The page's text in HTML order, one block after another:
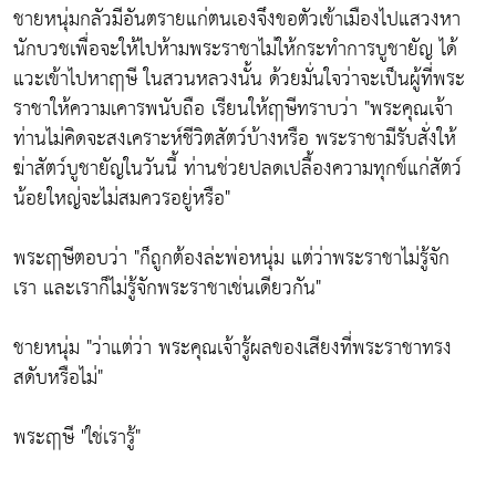
ชายหนุ่มกลัวมีอันตรายแก่ตนเองจึงขอตัวเข้าเมืองไปแสวงหา
นักบวชเพื่อจะให้ไปห้ามพระราชาไม่ให้กระทำการบูชายัญ ได้
แวะเข้าไปหาฤๅษี ในสวนหลวงนั้น ด้วยมั่นใจว่าจะเป็นผู้ที่พระ
ราชาให้ความเคารพนับถือ เรียนให้ฤๅษีทราบว่า "พระคุณเจ้า
ท่านไม่คิดจะสงเคราะห์ชีวิตสัตว์บ้างหรือ พระราชามีรับสั่งให้
ฆ่าสัตว์บูชายัญในวันนี้ ท่านช่วยปลดเปลื้องความทุกข์แก่สัตว์
น้อยใหญ่จะไม่สมควรอยู่หรือ"
พระฤๅษีตอบว่า "ก็ถูกต้องล่ะพ่อหนุ่ม แต่ว่าพระราชาไม่รู้จัก
เรา และเราก็ไม่รู้จักพระราชาเช่นเดียวกัน"
ชายหนุ่ม "ว่าแต่ว่า พระคุณเจ้ารู้ผลของเสียงที่พระราชาทรง
สดับหรือไม่"
พระฤๅษี "ใช่เรารู้"